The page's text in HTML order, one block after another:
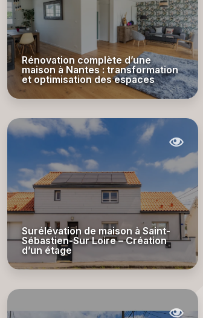
Rénovation complète d’une
maison à Nantes : transformation
et optimisation des espaces
Surélévation de maison à Saint-
Sébastien-Sur Loire – Création
d’un étage